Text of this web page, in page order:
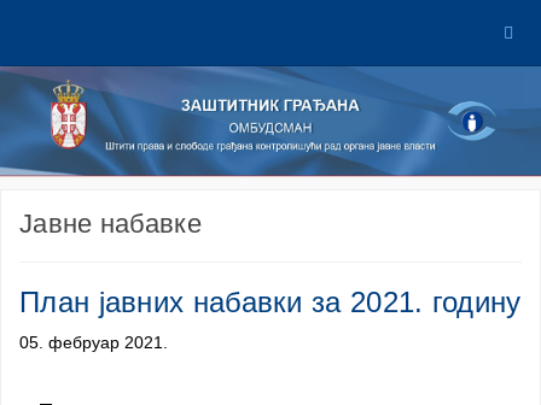
Јавне набавке
План јавних набавки за 2021. годину
05. фебруар 2021.